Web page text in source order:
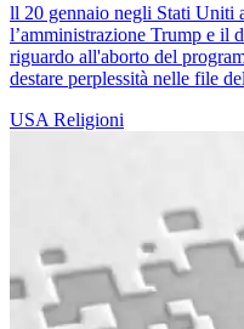
ll 20 gennaio negli Stati Uniti
l’amministrazione Trump e il
riguardo all'aborto del
destare perplessità nelle file
USA Religioni